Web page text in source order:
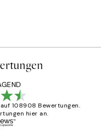
108908 Bewertungen.
hier an.